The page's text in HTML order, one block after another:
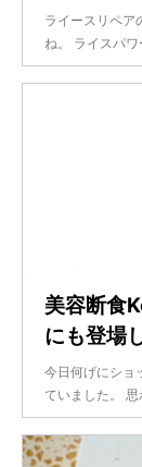
ライースリペア
ね。 ライスパ
美容断食
にも登場
今日何げにショ
ていました。